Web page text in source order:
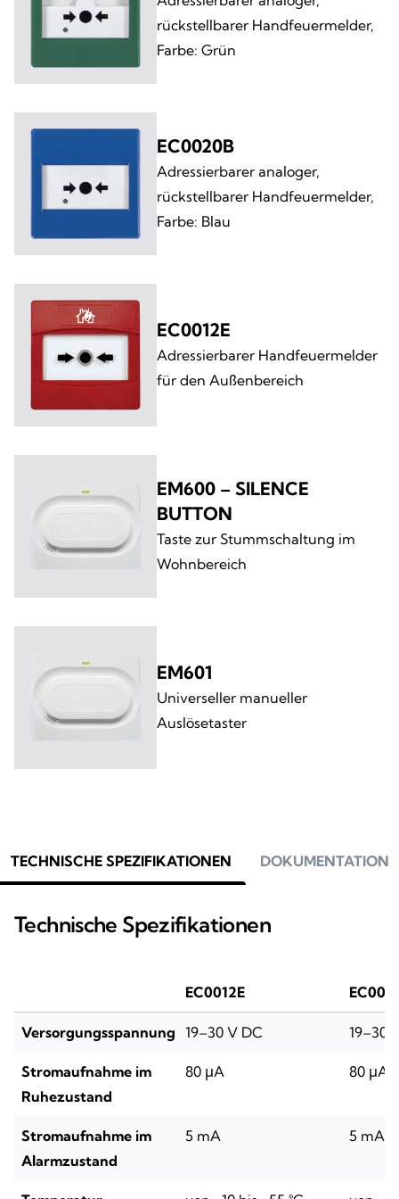
rückstellbarer Handfeuermelder,
Farbe: Grün
EC0020B
Adressierbarer analoger,
rückstellbarer Handfeuermelder,
Farbe: Blau
EC0012E
Adressierbarer Handfeuermelder
für den Außenbereich
EM600 – SILENCE
BUTTON
Taste zur Stummschaltung im
Wohnbereich
EM601
Universeller manueller
Auslösetaster
TECHNISCHE SPEZIFIKATIONEN DOKUMENTATION
Technische Spezifikationen
EC0012E
Versorgungsspannung 19–30 V DC 19–30
Stromaufnahme im
Ruhezustand
80 μA 80 μA
Stromaufnahme im
Alarmzustand
5 mA 5 mA